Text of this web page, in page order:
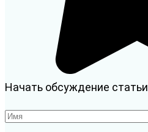
Начать обсуждение статьи
Имя